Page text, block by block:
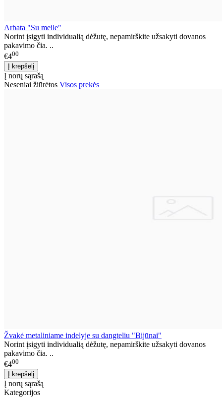
Arbata "Su meile"
Norint įsigyti individualią dėžutę, nepamirškite užsakyti dovanos
pakavimo čia. ..
€400
Į norų sąrašą
Neseniai žiūrėtos Visos prekės
Žvakė metaliniame indelyje su dangteliu "Bijūnai"
Norint įsigyti individualią dėžutę, nepamirškite užsakyti dovanos
pakavimo čia. ..
€400
Į norų sąrašą
Kategorijos